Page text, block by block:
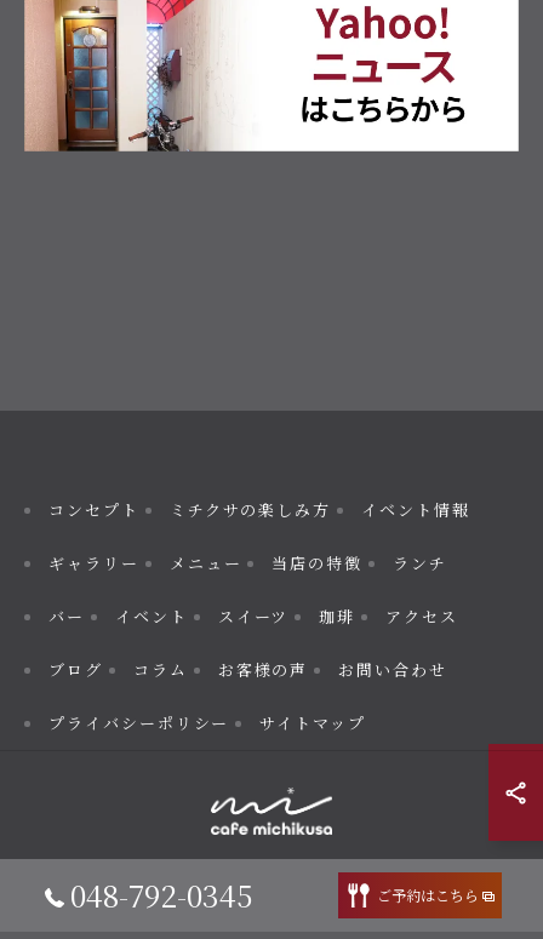
048-792-0345 ご予約はこちら
コンセプト ミチクサの楽しみ方 イベント情報
ギャラリー メニュー 当店の特徴 ランチ
バー イベント スイーツ 珈琲 アクセス
ブログ コラム お客様の声 お問い合わせ
プライバシーポリシー サイトマップ
© 2026 埼玉県見沼区のカフェならcafe MICHIKUSA ALL RIGHTS
RESERVED.